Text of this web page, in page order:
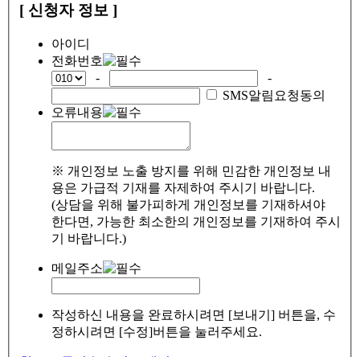
[ 신청자 정보 ]
아이디
전화번호
-
-
SMS알림요청동의
오류내용
※ 개인정보 노출 방지를 위해 민감한 개인정보 내
용은 가급적 기재를 자제하여 주시기 바랍니다.
(상담을 위해 불가피하게 개인정보를 기재하셔야
한다면, 가능한 최소한의 개인정보를 기재하여 주시
기 바랍니다.)
메일주소
작성하신 내용을 완료하시려면 [보내기] 버튼을, 수
정하시려면 [수정]버튼을 눌러주세요.